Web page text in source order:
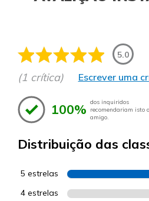
5.0
(1 crítica) Escrever uma
100% dos inquiridos
recomendariam isto
amigo.
Distribuição das
5 estrelas
4 estrelas